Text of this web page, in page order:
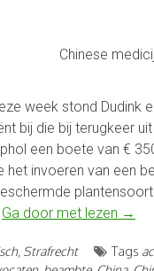
Chinese
week stond Dudink
bij die bij terugkeer uit
een boete van €
het invoeren van een
Ga door met lezen →
, Strafrecht Tags